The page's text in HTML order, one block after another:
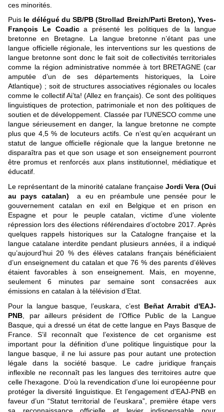
ces minorités.
Puis le délégué du SB/PB (Strollad Breizh/Parti Breton), Yves-
François Le Coadica présenté les politiques de la langue
bretonne en Bretagne. La langue bretonne n’étant pas une
langue officielle régionale, les interventions sur les questions de
langue bretonne sont donc le fait soit de collectivités territoriales
comme la région administrative nommée à tort BRETAGNE (car
amputée d’un de ses départements historiques, la Loire
Atlantique) ; soit de structures associatives régionales ou locales
comme le collectif Ai’ta! (Allez en français). Ce sont des politiques
linguistiques de protection, patrimoniale et non des politiques de
soutien et de développement. Classée par l’UNESCO comme une
langue sérieusement en danger, la langue bretonne ne compte
plus que 4,5 % de locuteurs actifs. Ce n’est qu’en acquérant un
statut de langue officielle régionale que la langue bretonne ne
disparaîtra pas et que son usage et son enseignement pourront
être promus et renforcés aux plans institutionnel, médiatique et
éducatif.
Le représentant de la minorité catalane française Jordi Vera (Oui
au pays catalan) a eu en préambule une pensée pour le
gouvernement catalan en exil en Belgique et en prison en
Espagne et pour le peuple catalan, victime d’une violente
répression lors des élections référendaires d’octobre 2017. Après
quelques rappels historiques sur la Catalogne française et la
langue catalane interdite pendant plusieurs années, il a indiqué
qu’aujourd’hui 20 % des élèves catalans français bénéficiaient
d’un enseignement du catalan et que 76 % des parents d’élèves
étaient favorables à son enseignement. Mais, en moyenne,
seulement 6 minutes par semaine sont consacrées aux
émissions en catalan à la télévision d’Etat.
Pour la langue basque, l’euskara, c’est Beñat Arrabit d'EAJ-
PNB , par ailleurs président de l’Office Public de la Langue
Basque, qui a dressé un état de cette langue en Pays Basque de
France. S’il reconnaît que l’existence de cet organisme est
important pour la définition d’une politique linguistique pour la
langue basque, il ne lui assure pas pour autant une protection
légale dans la société basque. Le cadre juridique français
inflexible ne reconnaît pas les langues des territoires autre que
celle l’hexagone. D’où la revendication d’une loi européenne pour
protéger la diversité linguistique. Et l’engagement d'EAJ-PNB en
faveur d’un “Statut territorial de l’euskara”, première étape vers
sa reconnaissance officielle et levier indispensable pour